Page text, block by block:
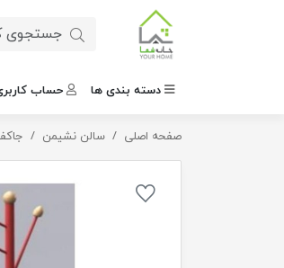
دسته بندی ها حساب
صفحه اصلی سالن نشیمن
جالباسی نوجوان بامبو